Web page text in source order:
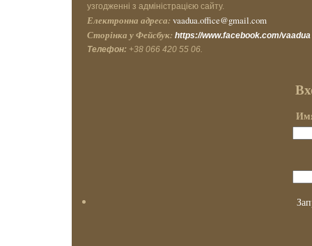
узгодженні з адміністрацією сайту.
Електронна адреса: vaadua.office@gmail.com
Сторінка у Фейсбук: https://www.facebook.com/vaadua
Телефон: +38 066 420 55 06.